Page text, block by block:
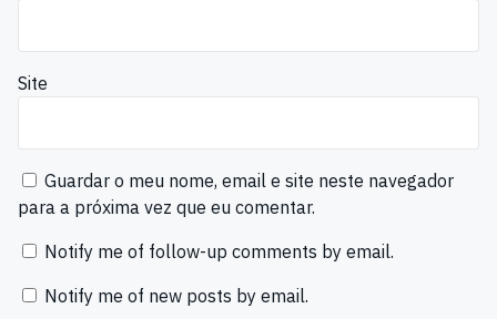
Site
Guardar o meu nome, email e site neste navegador
para a próxima vez que eu comentar.
Notify me of follow-up comments by email.
Notify me of new posts by email.